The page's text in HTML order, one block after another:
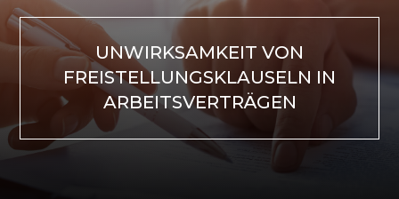
UNWIRKSAMKEIT VON
FREISTELLUNGSKLAUSELN IN
ARBEITSVERTRÄGEN